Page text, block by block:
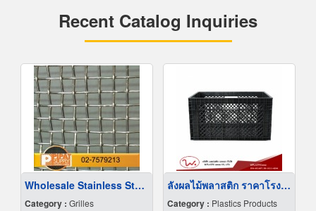
Recent Catalog Inquiries
Wholesale Stainless Steel Wire Netting
Category : Grilles
ลังผลไม้พลาสติก ราคาโรงงาน
Category : Plastics Products